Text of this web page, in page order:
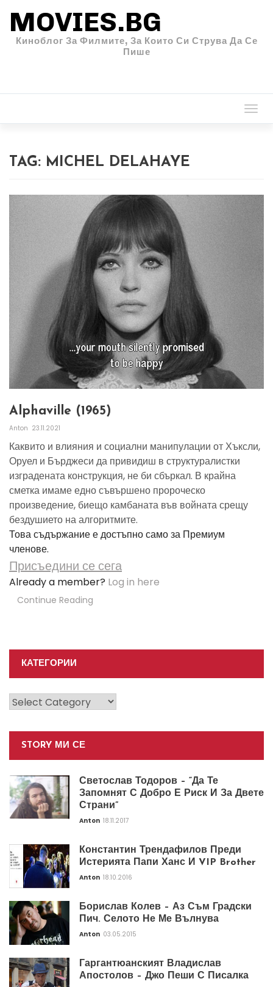
MOVIES.BG
Киноблог За Филмите, За Които Си Струва Да Се
Пише
TAG: MICHEL DELAHAYE
Alphaville (1965)
Anton 23.11.2021
Каквито и влияния и социални манипулации от Хъксли,
Оруел и Бърджеси да привидиш в структуралистки
изградената конструкция, не би сбъркал. В крайна
сметка имаме едно съвършено пророческо
произведение, биещо камбаната във войната срещу
бездушието на алгоритмите.
Това съдържание е достъпно само за Премиум
членове.
Присъедини се сега
Already a member? Log in here
Continue Reading
КАТЕГОРИИ
Категории
STORY МИ СЕ
Светослав Тодоров – “Да Те
Запомнят С Добро Е Риск И За Двете
Страни”
Anton 18.11.2017
Константин Трендафилов Преди
Истерията Папи Ханс И VIP Brother
Anton 18.10.2016
Борислав Колев – Аз Съм Градски
Пич. Селото Не Ме Вълнува
Anton 03.05.2015
Гаргантюанският Владислав
Апостолов – Джо Пеши С Писалка